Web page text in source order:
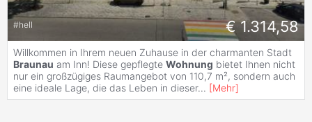
#hell € 1.314,58
Willkommen in Ihrem neuen Zuhause in der charmanten Stadt
Braunau am Inn! Diese gepflegte Wohnung bietet Ihnen nicht
nur ein großzügiges Raumangebot von 110,7 m², sondern auch
eine ideale Lage, die das Leben in dieser... [Mehr]